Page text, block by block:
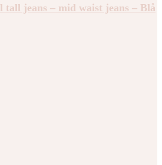
jeans – mid waist jeans – Blå